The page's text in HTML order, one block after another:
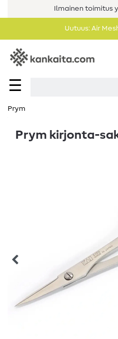
Ilmainen toimitus
Uutuus: Air
☰
Prym
Prym kirjonta-